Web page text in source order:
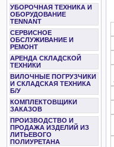
УБОРОЧНАЯ ТЕХНИКА И
ОБОРУДОВАНИЕ
TENNANT
СЕРВИСНОЕ
ОБСЛУЖИВАНИЕ И
РЕМОНТ
АРЕНДА СКЛАДСКОЙ
ТЕХНИКИ
ВИЛОЧНЫЕ ПОГРУЗЧИКИ
И СКЛАДСКАЯ ТЕХНИКА
Б/У
КОМПЛЕКТОВЩИКИ
ЗАКАЗОВ
ПРОИЗВОДСТВО И
ПРОДАЖА ИЗДЕЛИЙ ИЗ
ЛИТЬЕВОГО
ПОЛИУРЕТАНА